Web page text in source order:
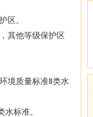
区。
其他等级保护区
境质量标准Ⅱ类水
标准。